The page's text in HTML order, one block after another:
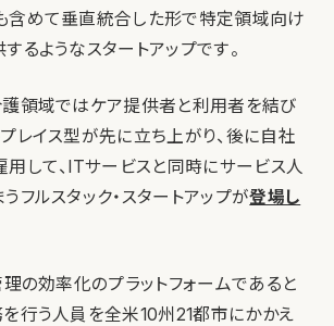
含めて垂直統合した形で特定領域向け
るようなスタートアップです。
護領域ではケア提供者と利用者を結び
レイス型が先に立ち上がり、後に自社
して、ITサービスと同時にサービス人
フルスタック・スタートアップが登場し
の効率化のプラットフォームであると
行う人員を全米10州21都市にかかえ